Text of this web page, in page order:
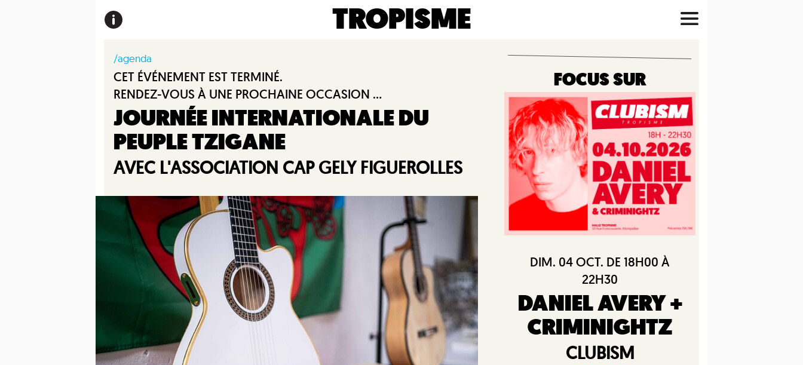
TROPISME
/agenda
CET ÉVÉNEMENT EST TERMINÉ.
RENDEZ-VOUS À UNE PROCHAINE OCCASION ...
JOURNÉE INTERNATIONALE DU
PEUPLE TZIGANE
AVEC L'ASSOCIATION CAP GELY FIGUEROLLES
FOCUS SUR
DIM. 04 OCT. DE 18H00 À
22H30
DANIEL AVERY +
CRIMINIGHTZ
CLUBISM